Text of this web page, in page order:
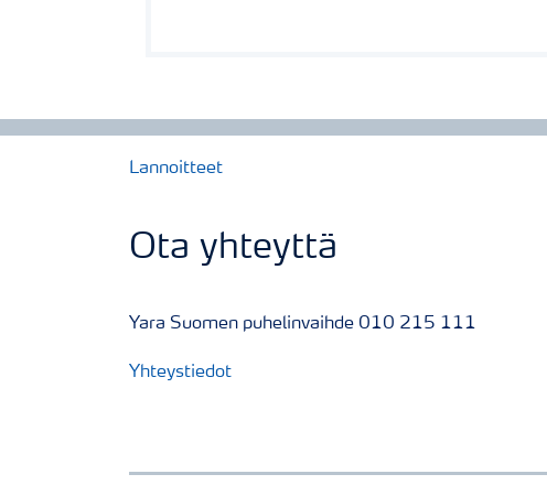
Lannoitteet
Ota yhteyttä
Yara Suomen puhelinvaihde 010 215 111
Yhteystiedot